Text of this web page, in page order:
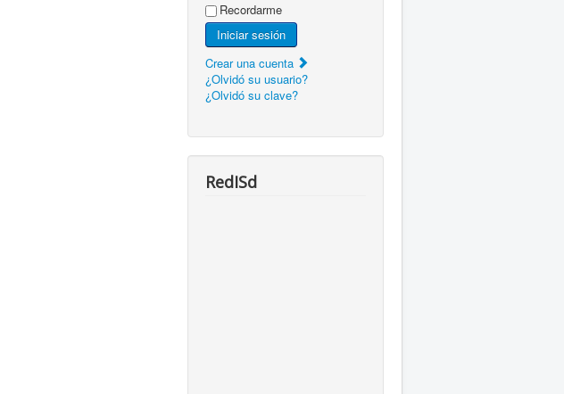
Recordarme
Iniciar sesión
Crear una cuenta
¿Olvidó su usuario?
¿Olvidó su clave?
RedISd